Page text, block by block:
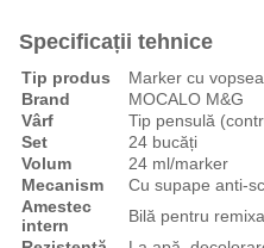
Specificații tehnice
Tip produs
Marker cu
Brand
MOCALO M&G
Vârf
Tip pensulă
Set
24 bucăți
Volum
24 ml/marker
Mecanism
Cu supape anti-
Amestec
intern
Bilă pentru